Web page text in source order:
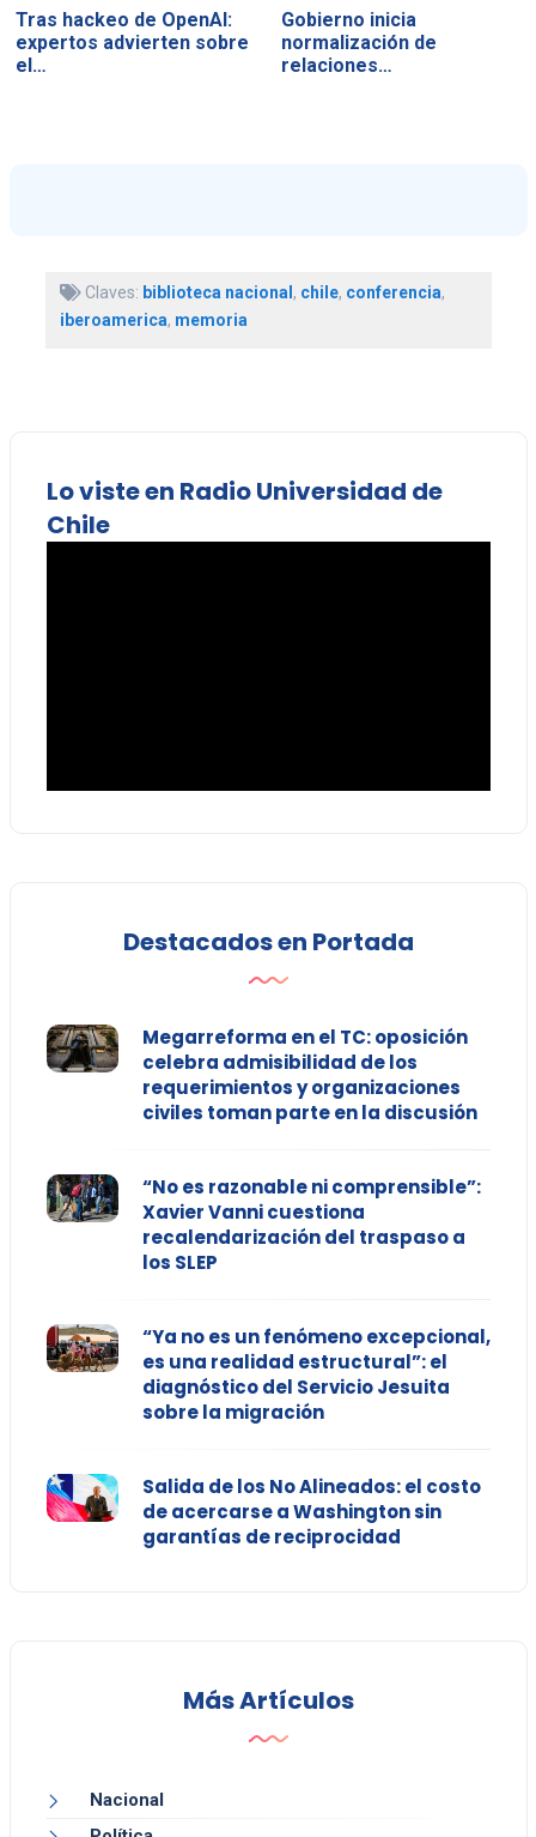
Tras hackeo de OpenAI:
expertos advierten sobre
el…
Gobierno inicia
normalización de
relaciones…
Claves: biblioteca nacional, chile, conferencia,
iberoamerica, memoria
Lo viste en Radio Universidad de
Chile
Destacados en Portada
Megarreforma en el TC: oposición
celebra admisibilidad de los
requerimientos y organizaciones
civiles toman parte en la discusión
“No es razonable ni comprensible”:
Xavier Vanni cuestiona
recalendarización del traspaso a
los SLEP
“Ya no es un fenómeno excepcional,
es una realidad estructural”: el
diagnóstico del Servicio Jesuita
sobre la migración
Salida de los No Alineados: el costo
de acercarse a Washington sin
garantías de reciprocidad
Más Artículos
Nacional